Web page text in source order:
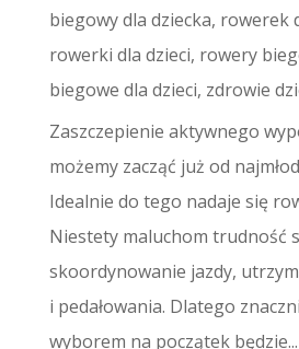
biegowy dla dziecka, rowerek
rowerki dla dzieci, rowery
biegowe dla dzieci, zdrowie
Zaszczepienie aktywnego
możemy zacząć już od
Idealnie do tego nadaje się
Niestety maluchom trudność
skoordynowanie jazdy,
i pedałowania. Dlatego
wyborem na początek będzie...